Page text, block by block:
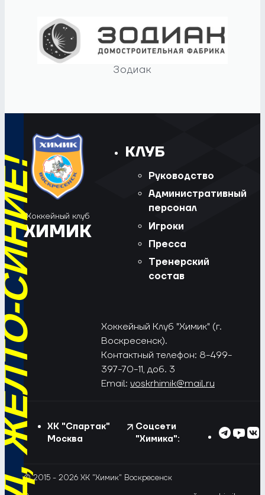
Зодиак
СИНИЕ!
Хоккейный клуб
ХИМИК
КЛУБ
Руководство
Административный
персонал
Игроки
Пресса
Тренерский
состав
Хоккейный Клуб "Химик" (г.
Воскресенск).
Контактный телефон: 8-499-
397-70-11, доб. 3
Email: voskrhimik@mail.ru
ХК "Спартак"
Москва
Соцсети
"Химика":
© 2015 - 2026 ХК "Химик" Воскресенск